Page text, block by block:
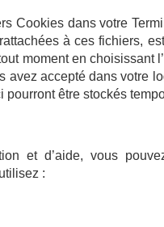
Cookies dans votre
à ces fichiers,
moment en choisissant
avez accepté dans votre
pourront être stockés
et d’aide, vous
: